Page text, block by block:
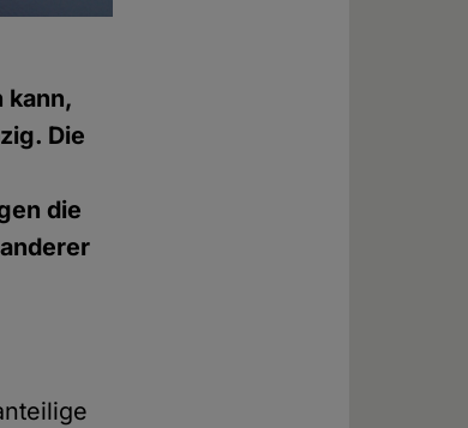
kann,
Die
die